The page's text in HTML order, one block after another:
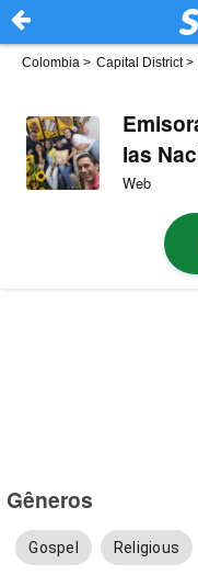
Colombia > Capital District>
las
Web
Gêneros
Gospel Religious